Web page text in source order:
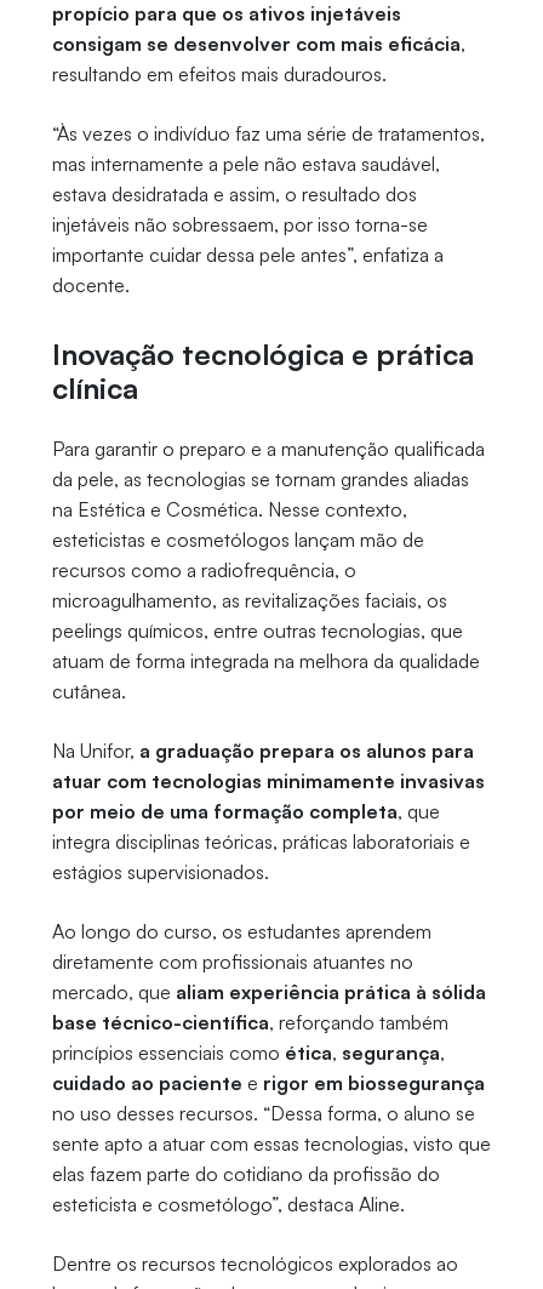
propício para que os ativos injetáveis
consigam se desenvolver com mais eficácia,
resultando em efeitos mais duradouros.
“Às vezes o indivíduo faz uma série de tratamentos,
mas internamente a pele não estava saudável,
estava desidratada e assim, o resultado dos
injetáveis não sobressaem, por isso torna-se
importante cuidar dessa pele antes”, enfatiza a
docente.
Inovação tecnológica e prática
clínica
Para garantir o preparo e a manutenção qualificada
da pele, as tecnologias se tornam grandes aliadas
na Estética e Cosmética. Nesse contexto,
esteticistas e cosmetólogos lançam mão de
recursos como a radiofrequência, o
microagulhamento, as revitalizações faciais, os
peelings químicos, entre outras tecnologias, que
atuam de forma integrada na melhora da qualidade
cutânea.
Na Unifor, a graduação prepara os alunos para
atuar com tecnologias minimamente invasivas
por meio de uma formação completa, que
integra disciplinas teóricas, práticas laboratoriais e
estágios supervisionados.
Ao longo do curso, os estudantes aprendem
diretamente com profissionais atuantes no
mercado, que aliam experiência prática à sólida
base técnico-científica, reforçando também
princípios essenciais como ética, segurança,
cuidado ao paciente e rigor em biossegurança
no uso desses recursos. “Dessa forma, o aluno se
sente apto a atuar com essas tecnologias, visto que
elas fazem parte do cotidiano da profissão do
esteticista e cosmetólogo”, destaca Aline.
Dentre os recursos tecnológicos explorados ao